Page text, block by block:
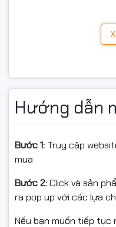
tác vụ cường độ cao.
tốc độ xử
Kingston FURY Beast
Tăng băng thông dữ liệu
Giảm độ trễ xử lý
Tối ưu khả năng đa
So với DDR4 thế hệ cũ,
nhanh hơn đáng kể,
Hướng dẫn
Bước 1: Truy cập
mua
Bước 2:Click và sản
ra pop up với các lựa
Nếu bạn muốn tiếp tục